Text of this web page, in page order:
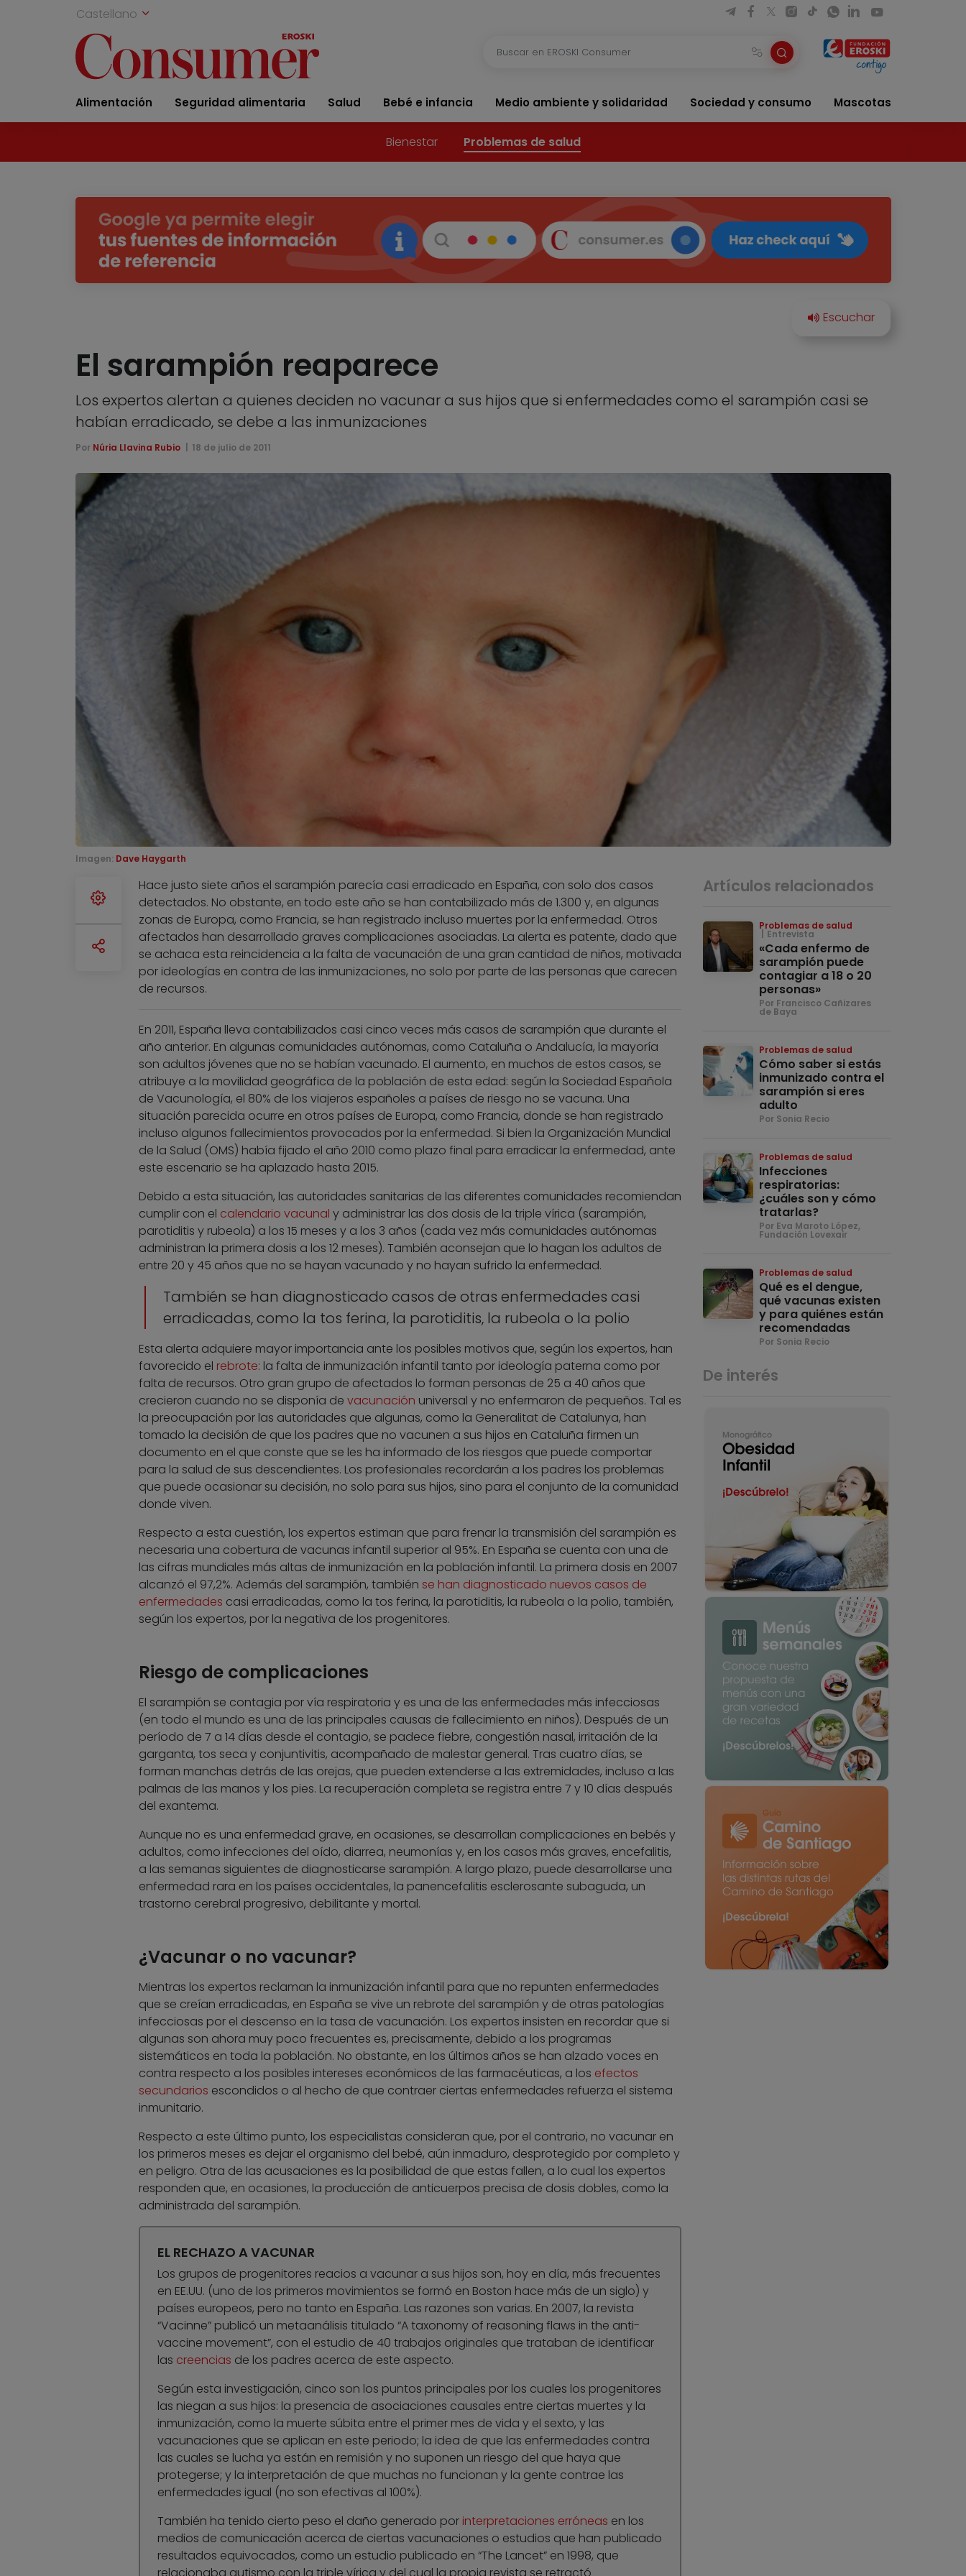
Castellano
Alimentación Seguridad alimentaria Salud Bebé e infancia Medio ambiente y solidaridad Sociedad y consumo Mascotas
Bienestar Problemas de salud
El sarampión reaparece
Los expertos alertan a quienes deciden no vacunar a sus hijos que si enfermedades como el sarampión casi se
habían erradicado, se debe a las inmunizaciones
Por Núria Llavina Rubio 18 de julio de 2011
Imagen: Dave Haygarth
Hace justo siete años el sarampión parecía casi erradicado en España, con solo dos casos
detectados. No obstante, en todo este año se han contabilizado más de 1.300 y, en algunas
zonas de Europa, como Francia, se han registrado incluso muertes por la enfermedad. Otros
afectados han desarrollado graves complicaciones asociadas. La alerta es patente, dado que
se achaca esta reincidencia a la falta de vacunación de una gran cantidad de niños, motivada
por ideologías en contra de las inmunizaciones, no solo por parte de las personas que carecen
de recursos.
En 2011, España lleva contabilizados casi cinco veces más casos de sarampión que durante el
año anterior. En algunas comunidades autónomas, como Cataluña o Andalucía, la mayoría
son adultos jóvenes que no se habían vacunado. El aumento, en muchos de estos casos, se
atribuye a la movilidad geográfica de la población de esta edad: según la Sociedad Española
de Vacunología, el 80% de los viajeros españoles a países de riesgo no se vacuna. Una
situación parecida ocurre en otros países de Europa, como Francia, donde se han registrado
incluso algunos fallecimientos provocados por la enfermedad. Si bien la Organización Mundial
de la Salud (OMS) había fijado el año 2010 como plazo final para erradicar la enfermedad, ante
este escenario se ha aplazado hasta 2015.
Debido a esta situación, las autoridades sanitarias de las diferentes comunidades recomiendan
cumplir con el calendario vacunal y administrar las dos dosis de la triple vírica (sarampión,
parotiditis y rubeola) a los 15 meses y a los 3 años (cada vez más comunidades autónomas
administran la primera dosis a los 12 meses). También aconsejan que lo hagan los adultos de
entre 20 y 45 años que no se hayan vacunado y no hayan sufrido la enfermedad.
También se han diagnosticado casos de otras enfermedades casi
erradicadas, como la tos ferina, la parotiditis, la rubeola o la polio
Esta alerta adquiere mayor importancia ante los posibles motivos que, según los expertos, han
favorecido el rebrote: la falta de inmunización infantil tanto por ideología paterna como por
falta de recursos. Otro gran grupo de afectados lo forman personas de 25 a 40 años que
crecieron cuando no se disponía de vacunación universal y no enfermaron de pequeños. Tal es
la preocupación por las autoridades que algunas, como la Generalitat de Catalunya, han
tomado la decisión de que los padres que no vacunen a sus hijos en Cataluña firmen un
documento en el que conste que se les ha informado de los riesgos que puede comportar
para la salud de sus descendientes. Los profesionales recordarán a los padres los problemas
que puede ocasionar su decisión, no solo para sus hijos, sino para el conjunto de la comunidad
donde viven.
Respecto a esta cuestión, los expertos estiman que para frenar la transmisión del sarampión es
necesaria una cobertura de vacunas infantil superior al 95%. En España se cuenta con una de
las cifras mundiales más altas de inmunización en la población infantil. La primera dosis en 2007
alcanzó el 97,2%. Además del sarampión, también se han diagnosticado nuevos casos de
enfermedades casi erradicadas, como la tos ferina, la parotiditis, la rubeola o la polio, también,
según los expertos, por la negativa de los progenitores.
Riesgo de complicaciones
El sarampión se contagia por vía respiratoria y es una de las enfermedades más infecciosas
(en todo el mundo es una de las principales causas de fallecimiento en niños). Después de un
período de 7 a 14 días desde el contagio, se padece fiebre, congestión nasal, irritación de la
garganta, tos seca y conjuntivitis, acompañado de malestar general. Tras cuatro días, se
forman manchas detrás de las orejas, que pueden extenderse a las extremidades, incluso a las
palmas de las manos y los pies. La recuperación completa se registra entre 7 y 10 días después
del exantema.
Aunque no es una enfermedad grave, en ocasiones, se desarrollan complicaciones en bebés y
adultos, como infecciones del oído, diarrea, neumonías y, en los casos más graves, encefalitis,
a las semanas siguientes de diagnosticarse sarampión. A largo plazo, puede desarrollarse una
enfermedad rara en los países occidentales, la panencefalitis esclerosante subaguda, un
trastorno cerebral progresivo, debilitante y mortal.
¿Vacunar o no vacunar?
Mientras los expertos reclaman la inmunización infantil para que no repunten enfermedades
que se creían erradicadas, en España se vive un rebrote del sarampión y de otras patologías
infecciosas por el descenso en la tasa de vacunación. Los expertos insisten en recordar que si
algunas son ahora muy poco frecuentes es, precisamente, debido a los programas
sistemáticos en toda la población. No obstante, en los últimos años se han alzado voces en
contra respecto a los posibles intereses económicos de las farmacéuticas, a los efectos
secundarios escondidos o al hecho de que contraer ciertas enfermedades refuerza el sistema
inmunitario.
Respecto a este último punto, los especialistas consideran que, por el contrario, no vacunar en
los primeros meses es dejar el organismo del bebé, aún inmaduro, desprotegido por completo y
en peligro. Otra de las acusaciones es la posibilidad de que estas fallen, a lo cual los expertos
responden que, en ocasiones, la producción de anticuerpos precisa de dosis dobles, como la
administrada del sarampión.
EL RECHAZO A VACUNAR
Los grupos de progenitores reacios a vacunar a sus hijos son, hoy en día, más frecuentes
en EE.UU. (uno de los primeros movimientos se formó en Boston hace más de un siglo) y
países europeos, pero no tanto en España. Las razones son varias. En 2007, la revista
“Vacinne” publicó un metaanálisis titulado “A taxonomy of reasoning flaws in the anti-
vaccine movement”, con el estudio de 40 trabajos originales que trataban de identificar
las creencias de los padres acerca de este aspecto.
Según esta investigación, cinco son los puntos principales por los cuales los progenitores
las niegan a sus hijos: la presencia de asociaciones causales entre ciertas muertes y la
inmunización, como la muerte súbita entre el primer mes de vida y el sexto, y las
vacunaciones que se aplican en este periodo; la idea de que las enfermedades contra
las cuales se lucha ya están en remisión y no suponen un riesgo del que haya que
protegerse; y la interpretación de que muchas no funcionan y la gente contrae las
enfermedades igual (no son efectivas al 100%).
También ha tenido cierto peso el daño generado por interpretaciones erróneas en los
medios de comunicación acerca de ciertas vacunaciones o estudios que han publicado
resultados equivocados, como un estudio publicado en “The Lancet” en 1998, que
Artículos relacionados
Problemas de salud
Entrevista
«Cada enfermo de
sarampión puede
contagiar a 18 o 20
personas»
Por Francisco Cañizares
de Baya
Problemas de salud
Cómo saber si estás
inmunizado contra el
sarampión si eres
adulto
Por Sonia Recio
Problemas de salud
Infecciones
respiratorias:
¿cuáles son y cómo
tratarlas?
Por Eva Maroto López,
Fundación Lovexair
Problemas de salud
Qué es el dengue,
qué vacunas existen
y para quiénes están
recomendadas
Por Sonia Recio
De interés